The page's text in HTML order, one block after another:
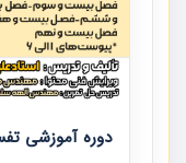
دوره آموزشی